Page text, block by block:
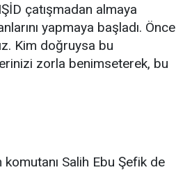
çatışmadan almaya
yapmaya başladı. Önce
Kim doğruysa bu
zorla benimseterek, bu
Salih Ebu Şefik de